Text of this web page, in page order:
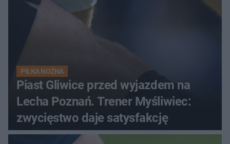
PIŁKA NOŻNA
Piast Gliwice przed wyjazdem na
Lecha Poznań. Trener Myśliwiec:
zwycięstwo daje satysfakcję